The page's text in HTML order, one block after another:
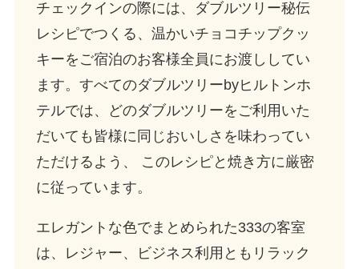
チェックインの際には、ダブルツリー秘伝
レシピでつくる、温かいチョコチップクッ
キーをご宿泊のお客様全員にお渡ししてい
ます。すべてのダブルツリーbyヒルトンホ
テルでは、どのダブルツリーをご利用いた
だいても皆様に同じおいしさを味わってい
ただけるよう、 このレシピと焼き方に厳密
に従っています。
エレガントな色でまとめられた333の客室
は、レジャー、ビジネス利用ともリラック